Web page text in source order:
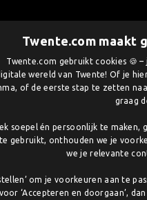
Twente.com maakt
Twente.com gebruikt cookies 🍪
wereld van Twente! Of je
of de eerste stap te zetten
graag
soepel én persoonlijk te maken,
gebruikt, onthouden we je
we je relevante
om je voorkeuren aan te
‘Accepteren en doorgaan’,